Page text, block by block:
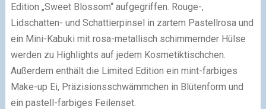
Edition „Sweet Blossom“ aufgegriffen. Rouge-,
Lidschatten- und Schattierpinsel in zartem Pastellrosa und
ein Mini-Kabuki mit rosa-metallisch schimmernder Hülse
werden zu Highlights auf jedem Kosmetiktischchen.
Außerdem enthält die Limited Edition ein mint-farbiges
Make-up Ei, Präzisionsschwämmchen in Blütenform und
ein pastell-farbiges Feilenset.